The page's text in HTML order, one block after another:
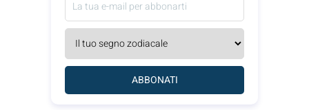
ABBONATI